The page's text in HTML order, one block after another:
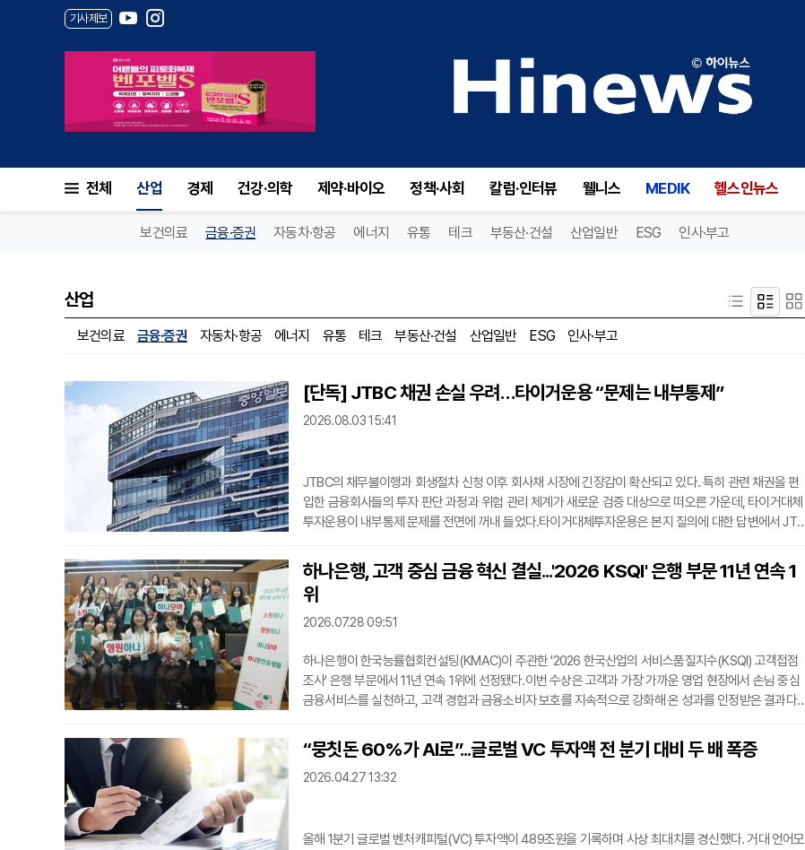
기사제보
전체 산업 경제 건강·의학 제약·바이오 정책·사회 칼럼·인터뷰 웰니스 MEDIK 헬스인뉴스
보건의료 금융·증권 자동차·항공 에너지 유통 테크 부동산·건설 산업일반 ESG 인사·부고
산업
보건의료 금융·증권 자동차·항공 에너지 유통 테크 부동산·건설 산업일반 ESG 인사·부고
[단독] JTBC 채권 손실 우려…타이거운용 “문제는 내부통제”
2026.08.03 15:41
JTBC의 채무불이행과 회생절차 신청 이후 회사채 시장에 긴장감이 확산되고 있다. 특히 관련 채권을 편
입한 금융회사들의 투자 판단 과정과 위험 관리 체계가 새로운 검증 대상으로 떠오른 가운데, 타이거대체
투자운용이 내부통제 문제를 전면에 꺼내 들었다.타이거대체투자운용은 본지 질의에 대한 답변에서 JTB
과정에서 확인한 일부 사안에 대해 금융감독원에 자진 신고하고 조사를 요청했다고 밝혔다.이번 사안은
단순히 특정 채권 투자에서 손실 가능성이 발생했다는 문제를 넘어, 금융회사가 고객 자금을 운용하는 과
정에서 의사결정
하나은행, 고객 중심 금융 혁신 결실...'2026 KSQI' 은행 부문 11년 연속 1
위
2026.07.28 09:51
하나은행이 한국능률협회컨설팅(KMAC)이 주관한 '2026 한국산업의 서비스품질지수(KSQI) 고객접점
조사' 은행 부문에서 11년 연속 1위에 선정됐다.이번 수상은 고객과 가장 가까운 영업 현장에서 손님 중심
금융서비스를 실천하고, 고객 경험과 금융소비자 보호를 지속적으로 강화해 온 성과를 인정받은 결과다.
을 제공하는 데 집중하고 있다.이를 위해 대학생·일반 소비자·시니어 등 다양한 계층으로 구성된 소비자 패
널을 운영하며 고객 의견을 상품과 서비스 개선에 반영하고 있다. 접점별 고객 만족도 조사 결과를 바탕으
로 서비스 품
“뭉칫돈 60%가 AI로”...글로벌 VC 투자액 전 분기 대비 두 배 폭증
2026.04.27 13:32
올해 1분기 글로벌 벤처캐피털(VC) 투자액이 489조원을 기록하며 사상 최대치를 경신했다. 거대 언어모